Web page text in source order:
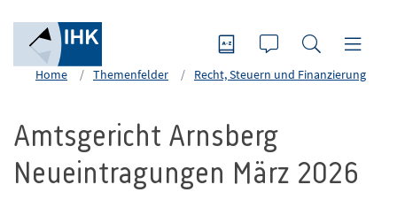
Home Themenfelder Recht, Steuern und Finanzierung
Amtsgericht Arnsberg
Neueintragungen März 2026